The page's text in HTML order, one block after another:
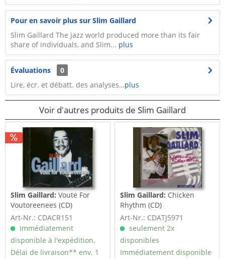
Pour en savoir plus sur Slim Gaillard
Slim Gaillard The jazz world produced more than its fair
share of individuals, and Slim... plus
Évaluations
0
Lire, écr. et débatt. des analyses…plus
Voir d'autres produits de Slim Gaillard
Slim Gaillard:Voute For
Voutoreenees (CD)
Art-Nr.: CDACR151
Immédiatement
disponible à l'expédition,
Délai de livraison** env. 1
Slim Gaillard: Chicken
Rhythm (CD)
Art-Nr.: CDATJ5971
seulement 2x
disponibles
Immédiatement disponible